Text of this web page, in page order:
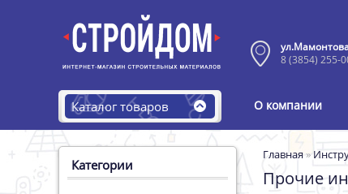
8 (3854) 255-
Каталог товаров О компании
Категории
Главная»
Прочие